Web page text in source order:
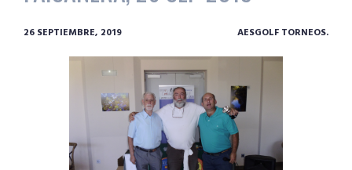
26 SEPTIEMBRE, 2019 AESGOLF TORNEOS.